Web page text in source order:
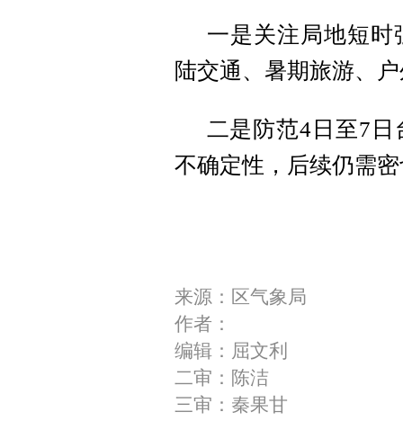
一是关注局地短
陆交通、暑期旅游、
二是防范4日至7日
不确定性，后续仍需
来源：区气象局
作者：
编辑：屈文利
二审：陈洁
三审：秦果甘